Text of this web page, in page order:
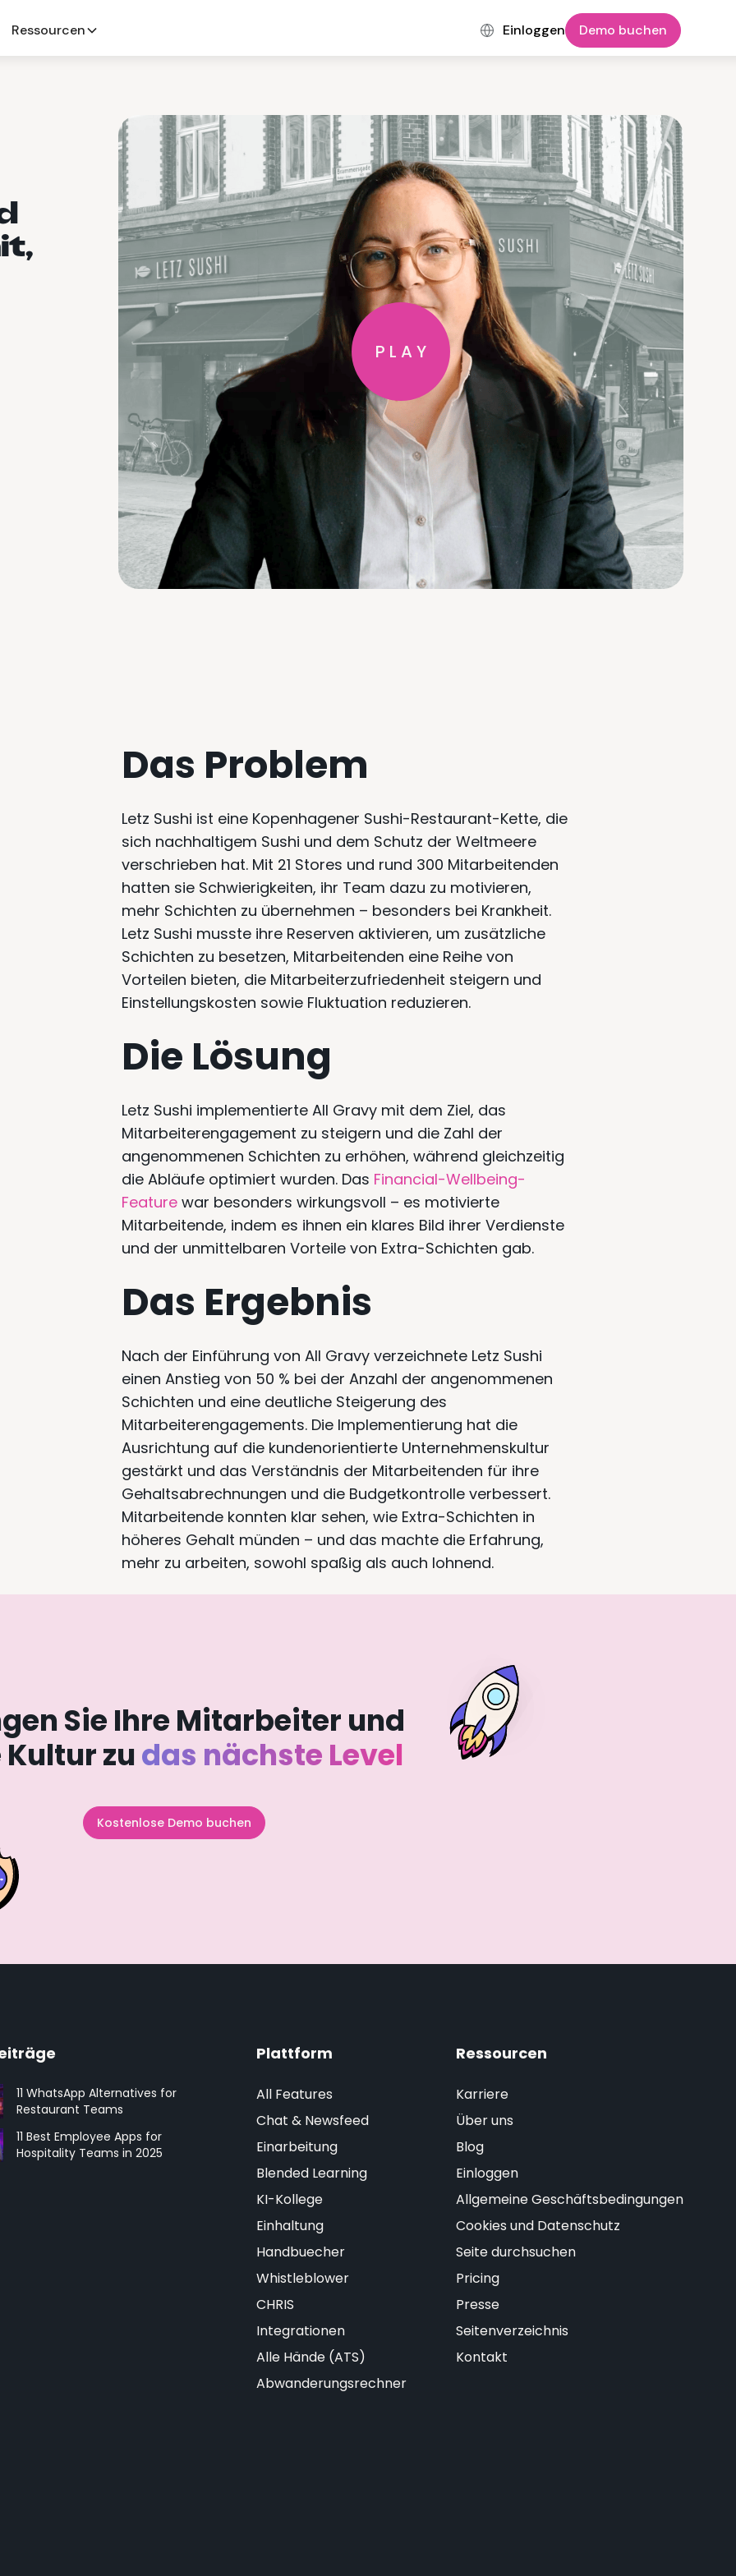
Ressourcen Einloggen Demo buchen
PLAY
Das Problem
Letz Sushi ist eine Kopenhagener Sushi-Restaurant-Kette, die
sich nachhaltigem Sushi und dem Schutz der Weltmeere
verschrieben hat. Mit 21 Stores und rund 300 Mitarbeitenden
hatten sie Schwierigkeiten, ihr Team dazu zu motivieren,
mehr Schichten zu übernehmen – besonders bei Krankheit.
Letz Sushi musste ihre Reserven aktivieren, um zusätzliche
Schichten zu besetzen, Mitarbeitenden eine Reihe von
Vorteilen bieten, die Mitarbeiterzufriedenheit steigern und
Einstellungskosten sowie Fluktuation reduzieren.
Die Lösung
Letz Sushi implementierte All Gravy mit dem Ziel, das
Mitarbeiterengagement zu steigern und die Zahl der
angenommenen Schichten zu erhöhen, während gleichzeitig
die Abläufe optimiert wurden. Das Financial-Wellbeing-
Feature war besonders wirkungsvoll – es motivierte
Mitarbeitende, indem es ihnen ein klares Bild ihrer Verdienste
und der unmittelbaren Vorteile von Extra-Schichten gab.
Das Ergebnis
Nach der Einführung von All Gravy verzeichnete Letz Sushi
einen Anstieg von 50 % bei der Anzahl der angenommenen
Schichten und eine deutliche Steigerung des
Mitarbeiterengagements. Die Implementierung hat die
Ausrichtung auf die kundenorientierte Unternehmenskultur
gestärkt und das Verständnis der Mitarbeitenden für ihre
Gehaltsabrechnungen und die Budgetkontrolle verbessert.
Mitarbeitende konnten klar sehen, wie Extra-Schichten in
höheres Gehalt münden – und das machte die Erfahrung,
mehr zu arbeiten, sowohl spaßig als auch lohnend.
Sie Ihre Mitarbeiter und
Kultur zu das nächste Level
Kostenlose Demo buchen
11 WhatsApp Alternatives for
Restaurant Teams
11 Best Employee Apps for
Hospitality Teams in 2025
Plattform
All Features
Chat & Newsfeed
Einarbeitung
Blended Learning
KI-Kollege
Einhaltung
Handbuecher
Whistleblower
CHRIS
Integrationen
Alle Hände (ATS)
Abwanderungsrechner
Ressourcen
Karriere
Über uns
Blog
Einloggen
Allgemeine Geschäftsbedingungen
Cookies und Datenschutz
Seite durchsuchen
Pricing
Presse
Seitenverzeichnis
Kontakt